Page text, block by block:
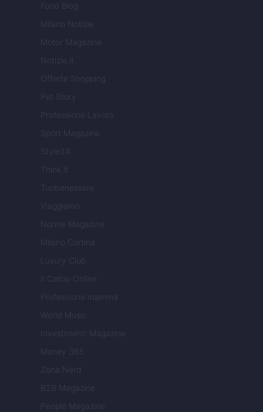
Food Blog
Milano Notizie
Motor Magazine
Notizie.it
Offerte Shopping
Pet Story
Professione Lavoro
Sport Magazine
Style24
Think.it
Tuobenessere
Viaggiamo
Nonne Magazine
Milano Cortina
Luxury Club
Il Calcio Online
Professione mamma
World Music
Investimenti Magazine
Money 365
Zona Nerd
B2B Magazine
People Magazine